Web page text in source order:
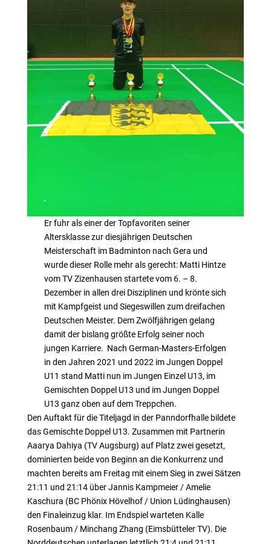
Er fuhr als einer der Topfavoriten seiner
Altersklasse zur diesjährigen Deutschen
Meisterschaft im Badminton nach Gera und
wurde dieser Rolle mehr als gerecht: Matti Hintze
vom TV Zizenhausen startete vom 6. – 8.
Dezember in allen drei Disziplinen und krönte sich
mit Kampfgeist und Siegeswillen zum dreifachen
Deutschen Meister. Dem Zwölfjährigen gelang
damit der bislang größte Erfolg seiner noch
jungen Karriere. Nach German-Masters-Erfolgen
in den Jahren 2021 und 2022 im Jungen Doppel
U11 stand Matti nun im Jungen Einzel U13, im
Gemischten Doppel U13 und im Jungen Doppel
U13 ganz oben auf dem Treppchen.
Den Auftakt für die Titeljagd in der Panndorfhalle bildete
das Gemischte Doppel U13. Zusammen mit Partnerin
Aaarya Dahiya (TV Augsburg) auf Platz zwei gesetzt,
dominierten beide von Beginn an die Konkurrenz und
machten bereits am Freitag mit einem Sieg in zwei Sätzen
21:11 und 21:14 über Jannis Kampmeier / Amelie
Kaschura (BC Phönix Hövelhof / Union Lüdinghausen)
den Finaleinzug klar. Im Endspiel warteten Kalle
Rosenbaum / Minchang Zhang (Eimsbütteler TV). Die